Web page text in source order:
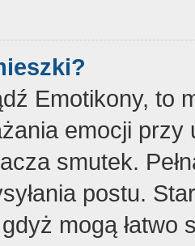
Emotikony, to
emocji
smutek.
postu.
mogą